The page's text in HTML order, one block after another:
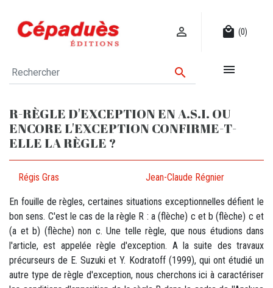
 local_mall (0)
 
R-RÈGLE D'EXCEPTION EN A.S.I. OU
ENCORE L'EXCEPTION CONFIRME-T-
ELLE LA RÈGLE ?
Régis Gras Jean-Claude Régnier
En fouille de règles, certaines situations exceptionnelles défient le
bon sens. C'est le cas de la règle R : a (flèche) c et b (flèche) c et
(a et b) (flèche) non c. Une telle règle, que nous étudions dans
l'article, est appelée règle d'exception. A la suite des travaux
précurseurs de E. Suzuki et Y. Kodratoff (1999), qui ont étudié un
autre type de règle d'exception, nous cherchons ici à caractériser